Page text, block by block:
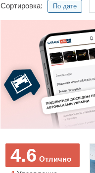
Сортировка: По дате
Отлично
4.6